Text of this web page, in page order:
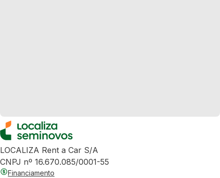
LOCALIZA Rent a Car S/A
CNPJ nº 16.670.085/0001-55
Financiamento